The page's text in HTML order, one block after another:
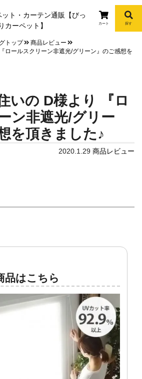
カート 探す
トップ
商品レビュー
ロールスクリーン非遮光/グリーン』のご感想を
いの D様より 『ロ
ン非遮光/グリー
を頂きました♪
2020.1.29 商品レビュー
品はこちら